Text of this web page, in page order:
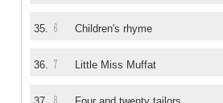
35. 6 Children's rhyme
36. 7 Little Miss Muffat